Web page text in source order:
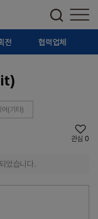
전 협력업체
어(기타)
관심 0
었습니다.